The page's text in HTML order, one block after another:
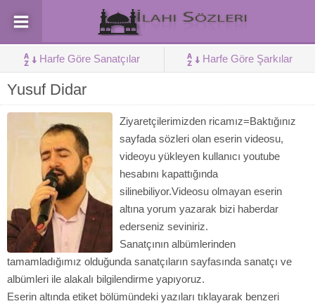
Harfe Göre Sanatçılar Harfe Göre Şarkılar
Yusuf Didar
Ziyaretçilerimizden ricamız=Baktığınız
sayfada sözleri olan eserin videosu,
videoyu yükleyen kullanıcı youtube
hesabını kapattığında
silinebiliyor.Videosu olmayan eserin
altına yorum yazarak bizi haberdar
ederseniz seviniriz.
Sanatçının albümlerinden
tamamladığımız olduğunda sanatçıların sayfasında sanatçı ve
albümleri ile alakalı bilgilendirme yapıyoruz.
Eserin altında etiket bölümündeki yazıları tıklayarak benzeri